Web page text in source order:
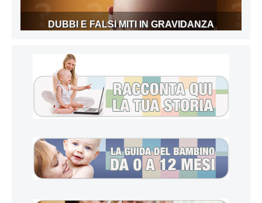
DUBBI E FALSI MITI IN GRAVIDANZA